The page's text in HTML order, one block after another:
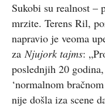
Sukobi su realnost –
mrzite. Terens Ril,
napravio je veoma
zaNjujork tajms:
poslednjih 20
‘normalnom
nije došla iza scene